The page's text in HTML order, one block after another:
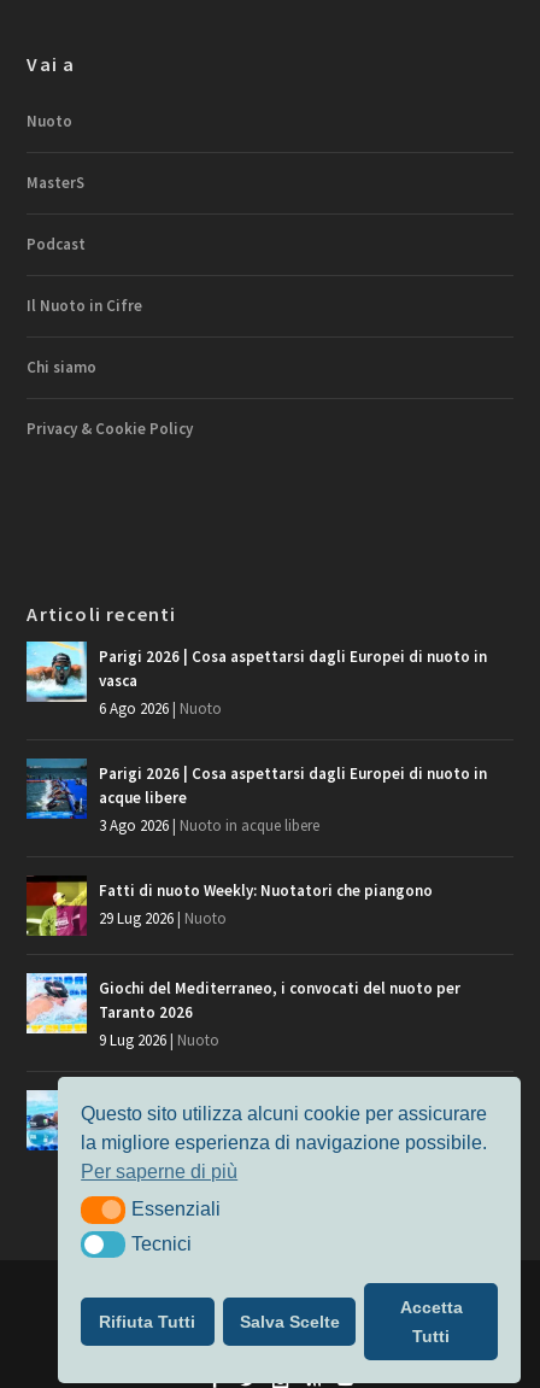
Vai a
Nuoto
MasterS
Podcast
Il Nuoto in Cifre
Chi siamo
Privacy & Cookie Policy
Articoli recenti
Parigi 2026 | Cosa aspettarsi dagli Europei di nuoto in
vasca
6 Ago 2026 Nuoto
Parigi 2026 | Cosa aspettarsi dagli Europei di nuoto in
acque libere
3 Ago 2026 Nuoto in acque libere
Fatti di nuoto Weekly: Nuotatori che piangono
29 Lug 2026 Nuoto
Giochi del Mediterraneo, i convocati del nuoto per
Taranto 2026
9 Lug 2026 Nuoto
Europei di Nuoto Parigi 2026: fra veterani e giovani, chi
manca?
7 Lug 2026
Nuoto
| Alimentato da
Nuoto
MasterS Podcast Il Nuoto in Cifre
Privacy & Cookie Policy
Questo sito utilizza alcuni cookie per assicurare
la migliore esperienza di navigazione possibile.
Per saperne di più
EssenzialiEssenziali
TecniciTecnici
Rifiuta Tutti Salva Scelte
Accetta
Tutti